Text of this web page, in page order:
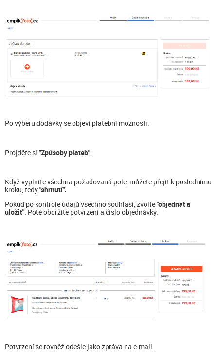
Po výběru dodávky se objeví platební možnosti.
Projděte si "Způsoby plateb".
Když vyplníte všechna požadovaná pole, můžete přejít k poslednímu
kroku, tedy"shrnutí".
Pokud po kontrole údajů všechno souhlasí, zvolte"objednat a
uložit". Poté obdržíte potvrzení a číslo objednávky.
Potvrzení se rovněž odešle jako zpráva na e-mail.